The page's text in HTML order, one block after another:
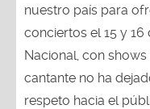
nuestro país para
conciertos el 15 y
Nacional, con
cantante no ha
respeto hacia el